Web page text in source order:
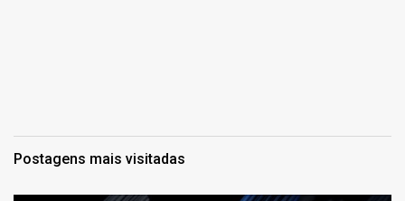
Postagens mais visitadas